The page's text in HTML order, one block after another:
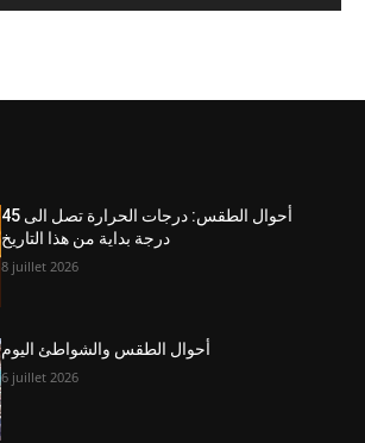
أحوال الطقس: درجات الحرارة تصل الى 45
درجة بداية من هذا التاريخ
8 juillet 2026
أحوال الطقس والشواطئ اليوم
6 juillet 2026